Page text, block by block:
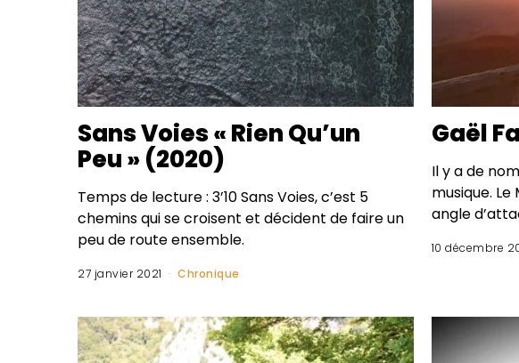
Sans Voies « Rien Qu’un
Peu » (2020)
Temps de lecture : 3’10 Sans Voies, c’est 5
chemins qui se croisent et décident de faire un
peu de route ensemble.
27 janvier 2021 Chronique
Gaël
Il y a de
musique.
angle
10 décembre